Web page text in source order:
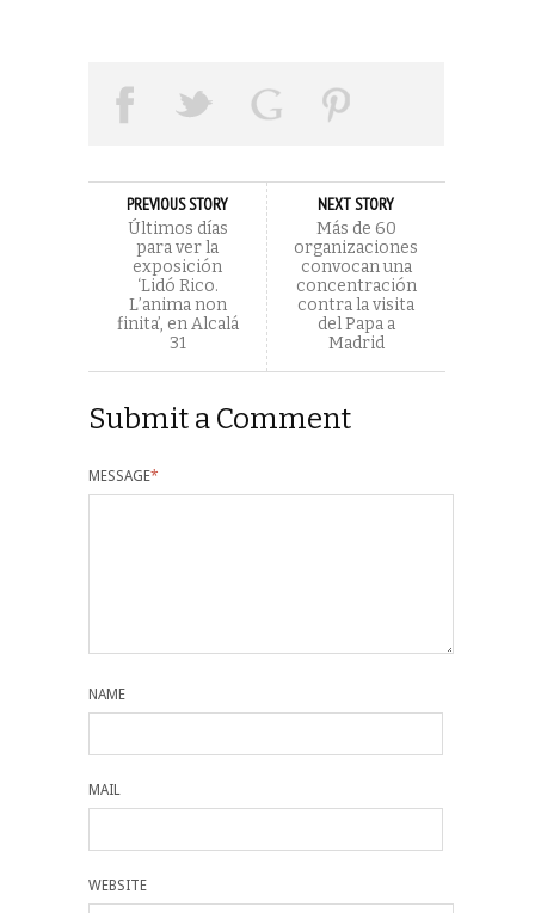
PREVIOUS STORY
Últimos días
para ver la
exposición
‘Lidó Rico.
L’anima non
finita’, en Alcalá
31
NEXT STORY
Más de 60
organizaciones
convocan una
concentración
contra la visita
del Papa a
Madrid
Submit a Comment
MESSAGE*
NAME
MAIL
WEBSITE